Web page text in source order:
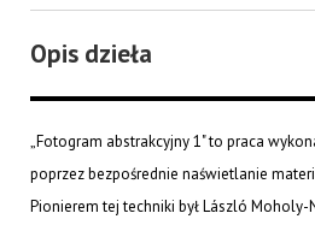
Opis dzieła
„Fotogram abstrakcyjny 1" to praca
poprzez bezpośrednie naświetlanie
Pionierem tej techniki był László Moholy-